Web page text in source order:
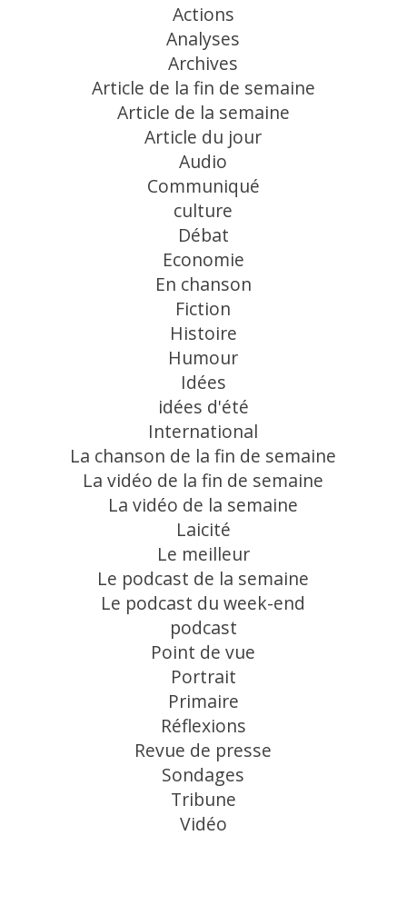
Actions
Analyses
Archives
Article de la fin de semaine
Article de la semaine
Article du jour
Audio
Communiqué
culture
Débat
Economie
En chanson
Fiction
Histoire
Humour
Idées
idées d'été
International
La chanson de la fin de semaine
La vidéo de la fin de semaine
La vidéo de la semaine
Laicité
Le meilleur
Le podcast de la semaine
Le podcast du week-end
podcast
Point de vue
Portrait
Primaire
Réflexions
Revue de presse
Sondages
Tribune
Vidéo